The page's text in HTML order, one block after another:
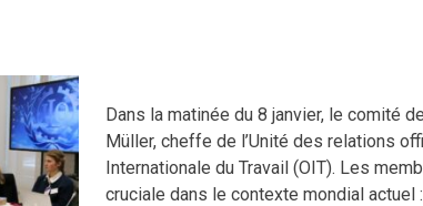
Dans la matinée du 8 janvier, le comité
Müller, cheffe de l’Unité des relations
Internationale du Travail (OIT). Les
cruciale dans le contexte mondial actuel